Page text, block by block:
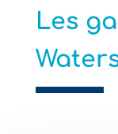
Les